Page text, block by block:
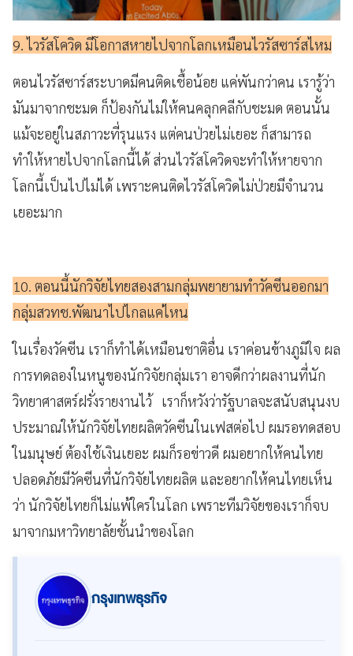
9. ไวรัสโควิด มีโอกาสหายไปจากโลกเหมือนไวรัสซาร์สไหม
ตอนไวรัสซาร์สระบาดมีคนติดเชื้อน้อย แค่พันกว่าคน เรารู้ว่า
มันมาจากชะมด ก็ป้องกันไม่ให้คนคลุกคลีกับชะมด ตอนนั้น
แม้จะอยู่ในสภาวะที่รุนแรง แต่คนป่วยไม่เยอะ ก็สามารถ
ทำให้หายไปจากโลกนี้ได้ ส่วนไวรัสโควิดจะทำให้หายจาก
โลกนี้เป็นไปไม่ได้ เพราะคนติดไวรัสโควิดไม่ป่วยมีจำนวน
เยอะมาก
10. ตอนนี้นักวิจัยไทยสองสามกลุ่มพยายามทำวัคซีนออกมา
กลุ่มสวทช.พัฒนาไปไกลแค่ไหน
ในเรื่องวัคซีน เราก็ทำได้เหมือนชาติอื่น เราค่อนข้างภูมิใจ ผล
การทดลองในหนูของนักวิจัยกลุ่มเรา อาจดีกว่าผลงานที่นัก
วิทยาศาสตร์ฝรั่งรายงานไว้ เราก็หวังว่ารัฐบาลจะสนับสนุนงบ
ประมาณให้นักวิจัยไทยผลิตวัคซีนในเฟสต่อไป ผมรอทดสอบ
ในมนุษย์ ต้องใช้เงินเยอะ ผมก็รอข่าวดี ผมอยากให้คนไทย
ปลอดภัยมีวัคซีนที่นักวิจัยไทยผลิต และอยากให้คนไทยเห็น
ว่า นักวิจัยไทยก็ไม่แพ้ใครในโลก เพราะทีมวิจัยของเราก็จบ
มาจากมหาวิทยาลัยชั้นนำของโลก
กรุงเทพธุรกิจ